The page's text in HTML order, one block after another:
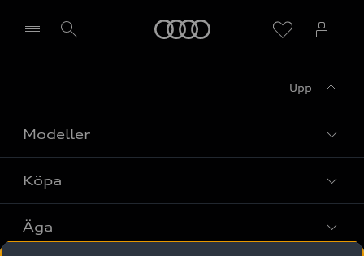
Upp
Modeller
Alla modeller
Elbilar
Köpa
Privaterbjudanden
Äga